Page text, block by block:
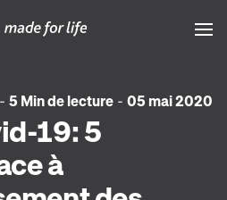
- 5 Min de lecture - 05 mai 2020
19: 5
à